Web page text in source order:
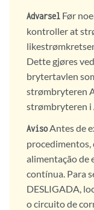
Advarsel Før
kontroller at
Dette gjøres
brytertavlen
strømbryteren
strømbryteren i
AvisoAntes de
procedimentos,
alimentação de
contínua. Para
DESLIGADA,
o circuito de